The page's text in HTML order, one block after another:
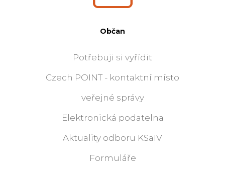
Občan
Potřebuji si vyřídit
Czech POINT - kontaktní místo
veřejné správy
Elektronická podatelna
Aktuality odboru KSaIV
Formuláře